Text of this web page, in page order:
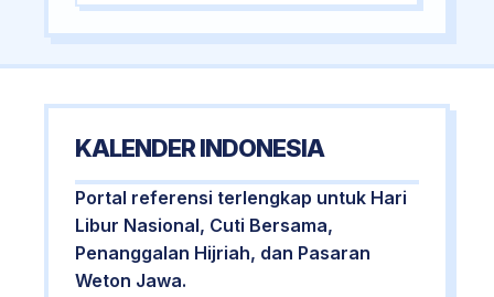
KALENDER INDONESIA
Portal referensi terlengkap untuk Hari
Libur Nasional, Cuti Bersama,
Penanggalan Hijriah, dan Pasaran
Weton Jawa.